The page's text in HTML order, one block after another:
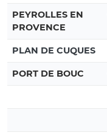
PEYROLLES EN
PROVENCE
PLAN DE CUQUES
PORT DE BOUC